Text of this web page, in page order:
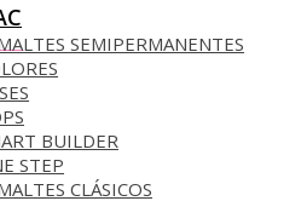
SEMIPERMANENTES
BUILDER
STEP
CLÁSICOS